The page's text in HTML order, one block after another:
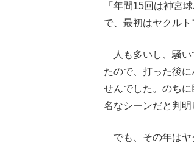
「年間15回は神宮
で、最初はヤクル
人も多いし、騒い
たので、打った後
せんでした。のち
名なシーンだと判
でも、その年はヤ